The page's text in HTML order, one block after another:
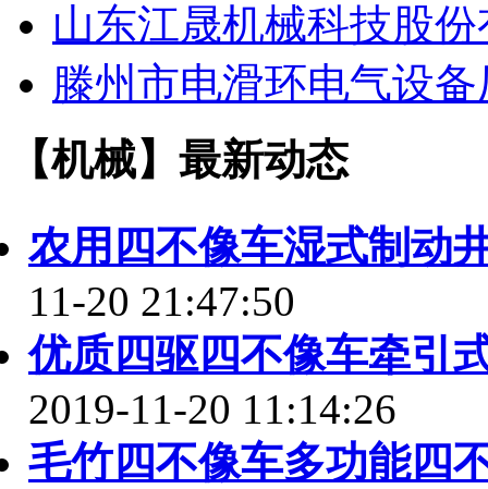
山东江晟机械科技股
滕州市电滑环电气设备
【机械】最新动态
农用四不像车湿式制动
11-20 21:47:50
优质四驱四不像车牵引
2019-11-20 11:14:26
毛竹四不像车多功能四